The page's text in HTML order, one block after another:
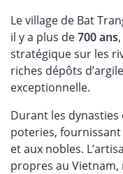
Le village de Bat
il y a plus de700 ans
stratégique sur les
riches dépôts
exceptionnelle.
Durant les dynasties
poteries,
et aux nobles.
propres au